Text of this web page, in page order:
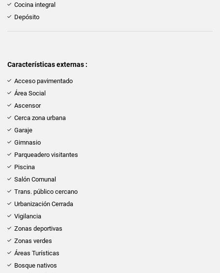
Cocina integral
Depósito
Características externas :
Acceso pavimentado
Área Social
Ascensor
Cerca zona urbana
Garaje
Gimnasio
Parqueadero visitantes
Piscina
Salón Comunal
Trans. público cercano
Urbanización Cerrada
Vigilancia
Zonas deportivas
Zonas verdes
Áreas Turísticas
Bosque nativos